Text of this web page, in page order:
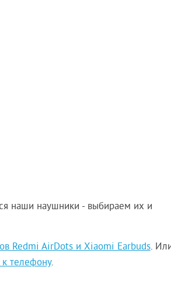
наши наушники - выбираем их и
Redmi AirDots и Xiaomi Earbuds.
телефону.